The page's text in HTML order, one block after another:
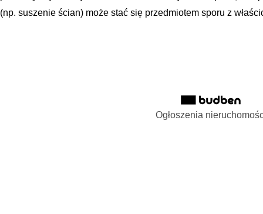
(np. suszenie ścian) może stać się przedmiotem sporu z
Ogłoszenia